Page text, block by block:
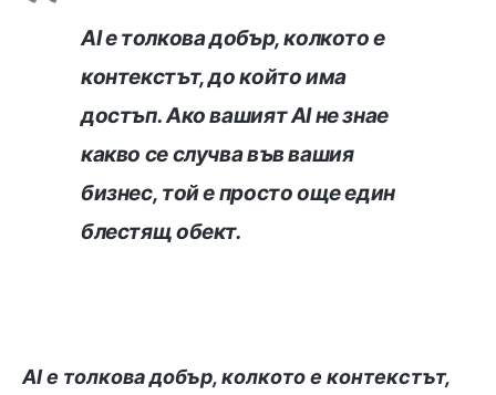
AI е толкова добър, колкото е
контекстът, до който има
достъп. Ако вашият AI не знае
какво се случва във вашия
бизнес, той е просто още един
блестящ обект.
AI е толкова добър, колкото е контекстът,